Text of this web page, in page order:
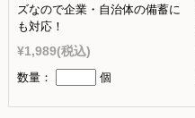
ズなので企業・自治体の備蓄に
も対応！
¥1,989(税込)
数量： 個